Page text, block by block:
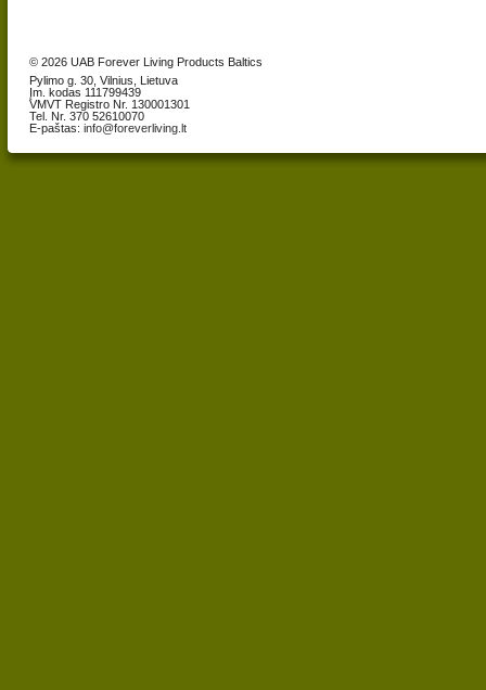
© 2026 UAB Forever Living Products Baltics
Pylimo g. 30, Vilnius, Lietuva
Įm. kodas 111799439
VMVT Registro Nr. 130001301
Tel. Nr. 370 52610070
E-paštas: info@foreverliving.lt